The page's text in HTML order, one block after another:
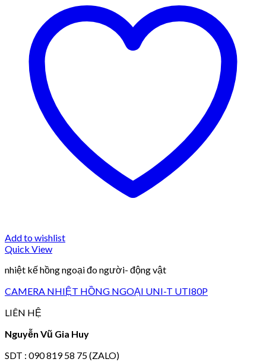
Add to wishlist
Quick View
nhiệt kế hồng ngoại đo người- động vật
CAMERA NHIỆT HỒNG NGOẠI UNI-T UTI80P
LIÊN HỆ
Nguyễn Vũ Gia Huy
SDT : 090 819 58 75 (ZALO)